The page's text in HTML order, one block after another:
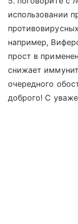
использовании
например,
прост в
снижает
очередного
доброго! С